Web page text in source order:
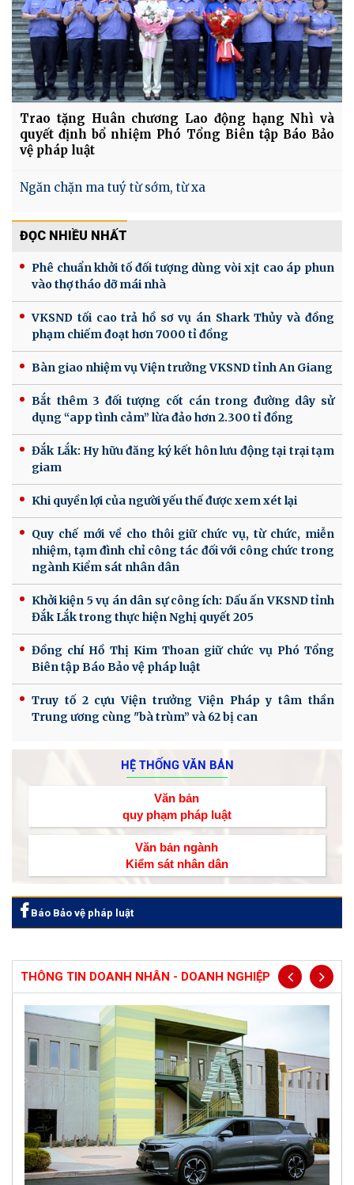
Trao tặng Huân chương Lao động hạng Nhì và
quyết định bổ nhiệm Phó Tổng Biên tập Báo Bảo
vệ pháp luật
Ngăn chặn ma tuý từ sớm, từ xa
ĐỌC NHIỀU NHẤT
Phê chuẩn khởi tố đối tượng dùng vòi xịt cao áp phun
vào thợ tháo dỡ mái nhà
VKSND tối cao trả hồ sơ vụ án Shark Thủy và đồng
phạm chiếm đoạt hơn 7000 tỉ đồng
Bàn giao nhiệm vụ Viện trưởng VKSND tỉnh An Giang
Bắt thêm 3 đối tượng cốt cán trong đường dây sử
dụng “app tình cảm” lừa đảo hơn 2.300 tỉ đồng
Đắk Lắk: Hy hữu đăng ký kết hôn lưu động tại trại tạm
giam
Khi quyền lợi của người yếu thế được xem xét lại
Quy chế mới về cho thôi giữ chức vụ, từ chức, miễn
nhiệm, tạm đình chỉ công tác đối với công chức trong
ngành Kiểm sát nhân dân
Khởi kiện 5 vụ án dân sự công ích: Dấu ấn VKSND tỉnh
Đắk Lắk trong thực hiện Nghị quyết 205
Đồng chí Hồ Thị Kim Thoan giữ chức vụ Phó Tổng
Biên tập Báo Bảo vệ pháp luật
Truy tố 2 cựu Viện trưởng Viện Pháp y tâm thần
Trung ương cùng "bà trùm” và 62 bị can
HỆ THỐNG VĂN BẢN
Văn bản
quy phạm pháp luật
Văn bản ngành
Kiểm sát nhân dân
Báo Bảo vệ pháp luật
THÔNG TIN DOANH NHÂN - DOANH NGHIỆP